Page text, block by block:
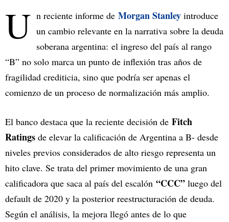
U n reciente informe de Morgan Stanley introduce
un cambio relevante en la narrativa sobre la deuda
soberana argentina: el ingreso del país al rango
“B” no solo marca un punto de inflexión tras años de
fragilidad crediticia, sino que podría ser apenas el
comienzo de un proceso de normalización más amplio.
El banco destaca que la reciente decisión de Fitch
Ratings de elevar la calificación de Argentina a B- desde
niveles previos considerados de alto riesgo representa un
hito clave. Se trata del primer movimiento de una gran
calificadora que saca al país del escalón “CCC” luego del
default de 2020 y la posterior reestructuración de deuda.
Según el análisis, la mejora llegó antes de lo que